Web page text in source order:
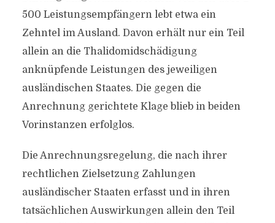
500 Leistungsempfängern lebt etwa ein
Zehntel im Ausland. Davon erhält nur ein Teil
allein an die Thalidomidschädigung
anknüpfende Leistungen des jeweiligen
ausländischen Staates. Die gegen die
Anrechnung gerichtete Klage blieb in beiden
Vorinstanzen erfolglos.
Die Anrechnungsregelung, die nach ihrer
rechtlichen Zielsetzung Zahlungen
ausländischer Staaten erfasst und in ihren
tatsächlichen Auswirkungen allein den Teil